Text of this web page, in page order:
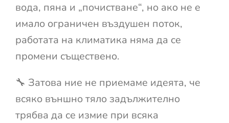
вода, пяна и „почистване“, но ако не е
имало ограничен въздушен поток,
работата на климатика няма да се
промени съществено.
🔧 Затова ние не приемаме идеята, че
всяко външно тяло задължително
трябва да се измие при всяка